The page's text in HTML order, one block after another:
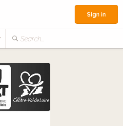
Search...
Sign in